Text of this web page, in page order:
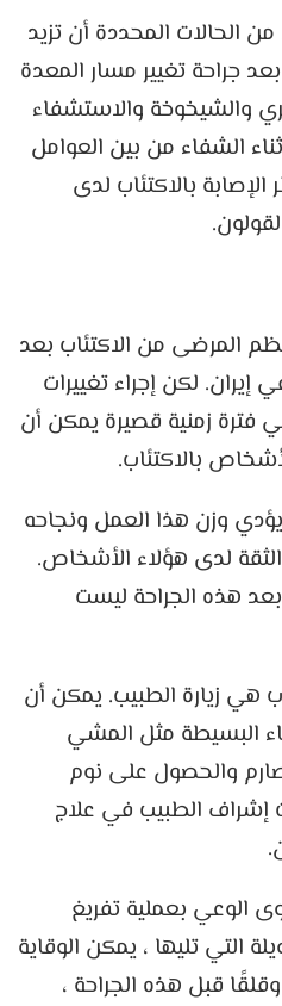
الحالات المحددة أن تزيد
جراحة تغيير مسار المعدة
والشيخوخة والاستشفاء
الشفاء من بين العوامل
بالاكتئاب لدى
المرضى من الاكتئاب بعد
إيران. لكن إجراء تغييرات
زمنية قصيرة يمكن أن
بالاكتئاب.
وزن هذا العمل ونجاحه
لدى هؤلاء الأشخاص.
بعد هذه الجراحة ليست
هي زيارة الطبيب. يمكن أن
البسيطة مثل المشي
والحصول على نوم
إشراف الطبيب في علاج
الوعي بعملية تفريغ
التي تليها ، يمكن الوقاية
قبل هذه الجراحة ،